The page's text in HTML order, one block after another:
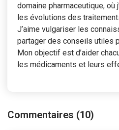
domaine pharmaceutique, où
les évolutions des
J’aime vulgariser les
partager des conseils utiles
Mon objectif est d’aider
les médicaments et leurs
Commentaires (10)